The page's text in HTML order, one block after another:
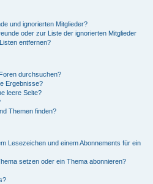
und ignorierten Mitglieder?
oder zur Liste der ignorierten Mitglieder
entfernen?
durchsuchen?
Ergebnisse?
leere Seite?
Themen finden?
Lesezeichen und einem Abonnements für ein
setzen oder ein Thema abonnieren?